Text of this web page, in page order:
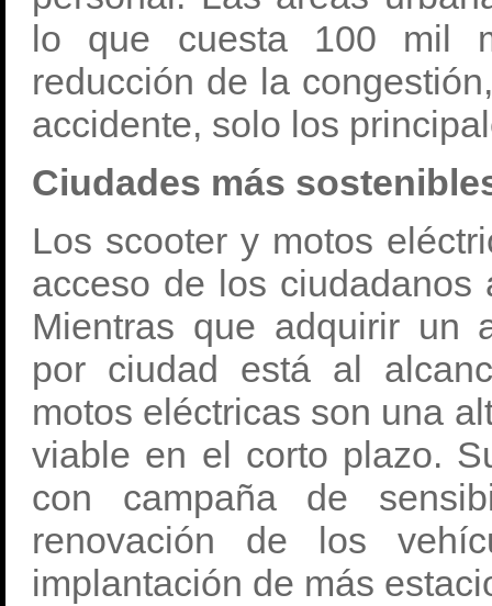
lo que cuesta 100 mil
reducción de la
accidente, solo los
Ciudades más
Los scooter y motos
acceso de los
Mientras que adquirir un
por ciudad está al
motos eléctricas son una
viable en el corto plazo.
con campaña de
renovación de los
implantación de más